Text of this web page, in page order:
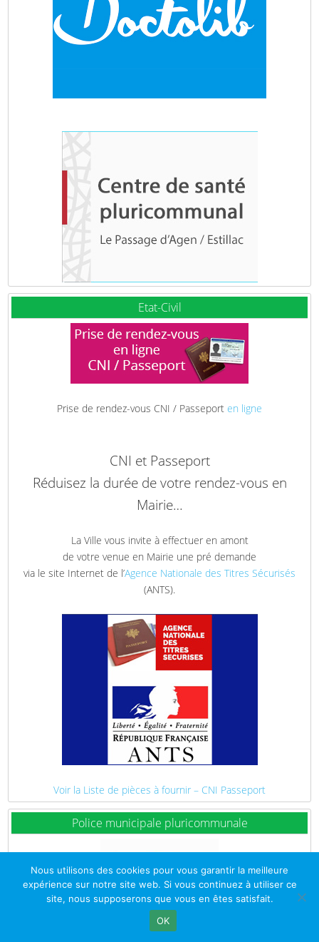
Etat-Civil
Prise de rendez-vous CNI / Passeport en ligne
CNI et Passeport
Réduisez la durée de votre rendez-vous en
Mairie…
La Ville vous invite à effectuer en amont
de votre venue en Mairie une pré demande
via le site Internet de l’Agence Nationale des Titres Sécurisés
(ANTS).
Voir la Liste de pièces à fournir – CNI Passeport
Police municipale pluricommunale
Nous utilisons des cookies pour vous garantir la meilleure
expérience sur notre site web. Si vous continuez à utiliser ce
site, nous supposerons que vous en êtes satisfait.
OK